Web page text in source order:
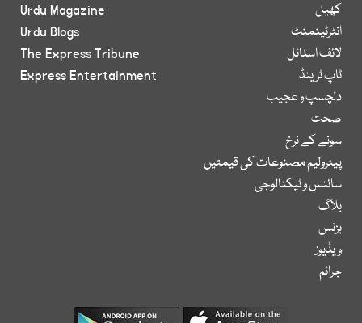
کھیل
انٹرٹینمنٹ
لائف اسٹائل
ٹاپ ٹرینڈ
دلچسپ و عجیب
صحت
سونے کے نرخ
پیٹرولیم مصنوعات کی قیمتیں
سائنس و ٹیکنالوجی
بلاگ
بزنس
ویڈیوز
جرائم
Urdu Magazine
Urdu Blogs
The Express Tribune
Express Entertainment